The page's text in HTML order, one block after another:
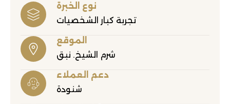
نوع الخبرة
تجربة كبار الشخصيات
الموقع
شرم الشيخ. نبق
دعم العملاء
شنودة